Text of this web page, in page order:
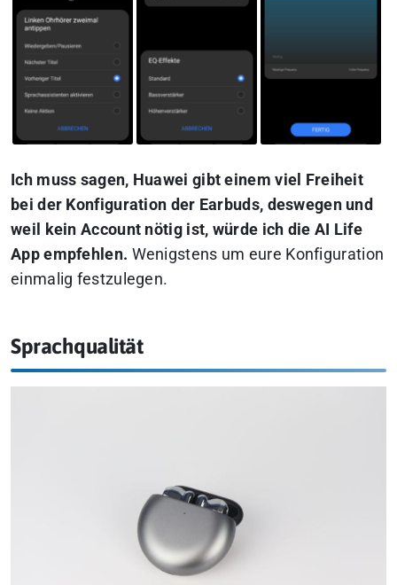
Ich muss sagen, Huawei gibt einem viel Freiheit
bei der Konfiguration der Earbuds, deswegen und
weil kein Account nötig ist, würde ich die AI Life
App empfehlen. Wenigstens um eure Konfiguration
einmalig festzulegen.
Sprachqualität